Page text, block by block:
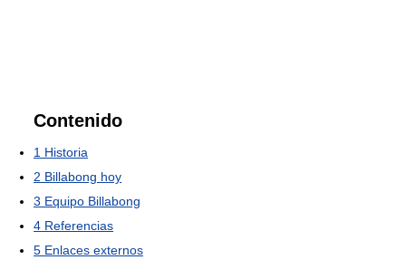
Contenido
1 Historia
2 Billabong hoy
3 Equipo Billabong
4 Referencias
5 Enlaces externos